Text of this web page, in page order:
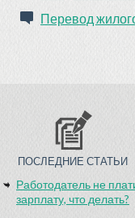
Перевод
ПОСЛЕДНИЕ СТАТЬИ
Работодатель не
зарплату, что делать?